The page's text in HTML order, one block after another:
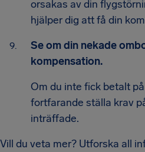
orsakas av din
hjälper dig att få din
Se om din nekade
kompensation.
Om du inte fick betalt
fortfarande ställa krav
inträffade.
Vill du veta mer? Utforska all